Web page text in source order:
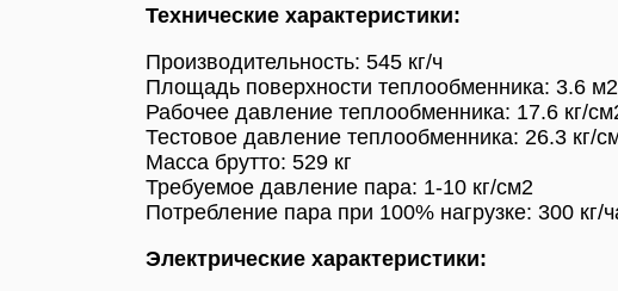
Технические характеристики:
Производительность: 545 кг/ч
Площадь поверхности теплообменника: 3.6 м2
Рабочее давление теплообменника: 17.6 кг/
Тестовое давление теплообменника: 26.3 кг/
Масса брутто: 529 кг
Требуемое давление пара: 1-10 кг/см2
Потребление пара при 100% нагрузке: 300 кг/
Электрические характеристики: